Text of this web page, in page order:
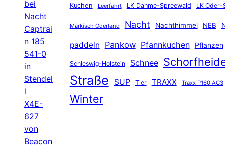
bei
Nacht
Captrai
n 185
541-0
in
Stendel
l
X4E-
627
von
Beacon
Kuchen Leerfahrt LK Dahme-Spreewald LK Oder-
Märkisch Oderland Nacht Nachthimmel NEB
paddeln Pankow Pfannkuchen Pflanzen
Schleswig-Holstein Schnee
Straße SUP Tier TRAXX Traxx P160 AC3
Winter